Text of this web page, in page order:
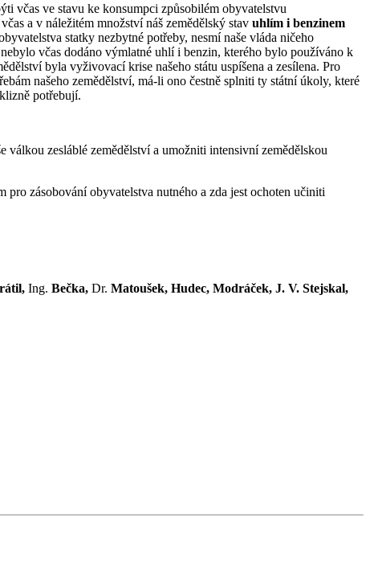
včas ve stavu ke konsumpci způsobilém obyvatelstvu
a v náležitém množství náš zemědělský stav uhlím i benzinem
statky nezbytné potřeby, nesmí naše vláda ničeho
včas dodáno výmlatné uhlí i benzin, kterého bylo používáno k
byla vyživovací krise našeho státu uspíšena a zesílena. Pro
našeho zemědělství, má-li ono čestně splniti ty státní úkoly, které
potřebují.
válkou zesláblé zemědělství a umožniti intensivní zemědělskou
zásobování obyvatelstva nutného a zda jest ochoten učiniti
Ing. Bečka, Dr. Matoušek, Hudec, Modráček, J. V. Stejskal,